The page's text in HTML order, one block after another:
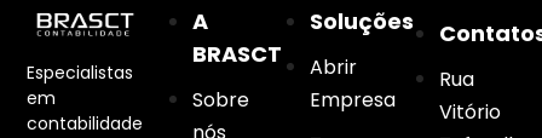
Especialistas
em
contabilidade
A
BRASCT
Sobre
Soluções
Abrir
Empresa
Rua
Vitório